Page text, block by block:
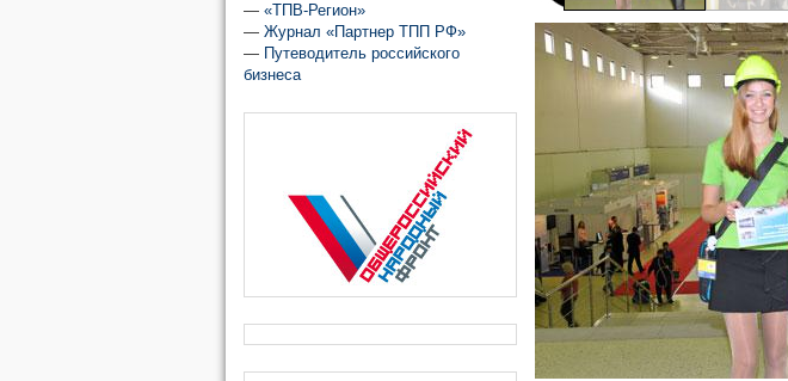
— «ТПВ-Регион»
— Журнал «Партнер ТПП РФ»
— Путеводитель российского
бизнеса